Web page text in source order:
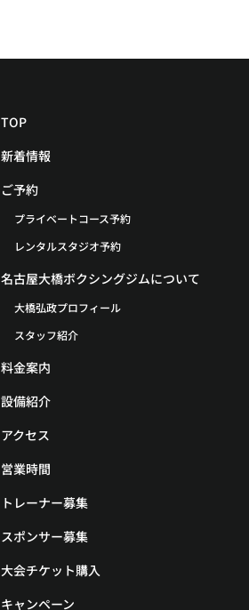
TOP
新着情報
ご予約
プライベートコース予約
レンタルスタジオ予約
名古屋大橋ボクシングジムについて
大橋弘政プロフィール
スタッフ紹介
料金案内
設備紹介
アクセス
営業時間
トレーナー募集
スポンサー募集
大会チケット購入
キャンペーン